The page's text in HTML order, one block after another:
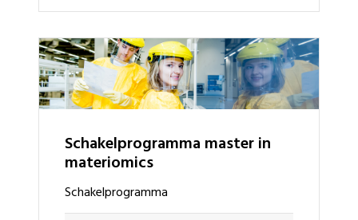
schakelprogramma master in
materiomics
schakelprogramma